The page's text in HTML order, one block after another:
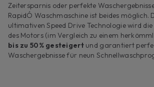
Zeitersparnis oder perfekte
RapidÓ Waschmaschine ist beides möglich.
ultimativen Speed Drive Technologie wird
des Motors (im Vergleich zu einem
bis zu 50% gesteigertund garantiert
Waschergebnisse für neun